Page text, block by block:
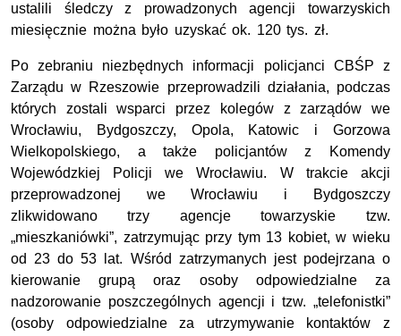
ustalili śledczy z prowadzonych agencji towarzyskich
miesięcznie można było uzyskać ok. 120 tys. zł.
Po zebraniu niezbędnych informacji policjanci CBŚP z
Zarządu w Rzeszowie przeprowadzili działania, podczas
których zostali wsparci przez kolegów z zarządów we
Wrocławiu, Bydgoszczy, Opola, Katowic i Gorzowa
Wielkopolskiego, a także policjantów z Komendy
Wojewódzkiej Policji we Wrocławiu. W trakcie akcji
przeprowadzonej we Wrocławiu i Bydgoszczy
zlikwidowano trzy agencje towarzyskie tzw.
„mieszkaniówki”, zatrzymując przy tym 13 kobiet, w wieku
od 23 do 53 lat. Wśród zatrzymanych jest podejrzana o
kierowanie grupą oraz osoby odpowiedzialne za
nadzorowanie poszczególnych agencji i tzw. „telefonistki”
(osoby odpowiedzialne za utrzymywanie kontaktów z